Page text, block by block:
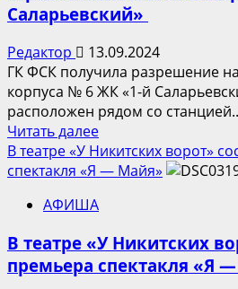
камня
в
центре
Москвы
Саларьевский»
Редактор
13.09.2024
ГК ФСК получила разрешение на
корпуса № 6 ЖК «1-й
расположен рядом со
Читать далееПрочитать
больше
о
ФСК
разрешение
на
В театре «У Никитских ворот»
спектакля «Я — Майя»
АФИША
В театре «У Никитских
премьера спектакля «Я